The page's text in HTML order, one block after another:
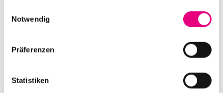
Notwendig
Präferenzen
Statistiken